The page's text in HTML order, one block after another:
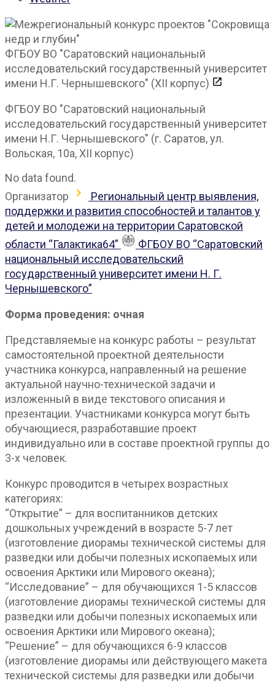
ФГБОУ ВО "Саратовский национальный
исследовательский государственный университет
имени Н.Г. Чернышевского" (XII корпус)
ФГБОУ ВО "Саратовский национальный
исследовательский государственный университет
имени Н.Г. Чернышевского" (г. Саратов, ул.
Вольская, 10а, XII корпус)
No data found.
Организатор
Региональный центр выявления,
поддержки и развития способностей и талантов у
детей и молодежи на территории Саратовской
области “Галактика64”
ФГБОУ ВО “Саратовский
национальный исследовательский
государственный университет имени Н. Г.
Чернышевского”
Форма проведения: очная
Представляемые на конкурс работы – результат
самостоятельной проектной деятельности
участника конкурса, направленный на решение
актуальной научно-технической задачи и
изложенный в виде текстового описания и
презентации. Участниками конкурса могут быть
обучающиеся, разработавшие проект
индивидуально или в составе проектной группы до
3-х человек.
Конкурс проводится в четырех возрастных
категориях:
“Открытие” – для воспитанников детских
дошкольных учреждений в возрасте 5-7 лет
(изготовление диорамы технической системы для
разведки или добычи полезных ископаемых или
освоения Арктики или Мирового океана);
“Исследование” – для обучающихся 1-5 классов
(изготовление диорамы технической системы для
разведки или добычи полезных ископаемых или
освоения Арктики или Мирового океана);
“Решение” – для обучающихся 6-9 классов
(изготовление диорамы или действующего макета
технической системы для разведки или добычи